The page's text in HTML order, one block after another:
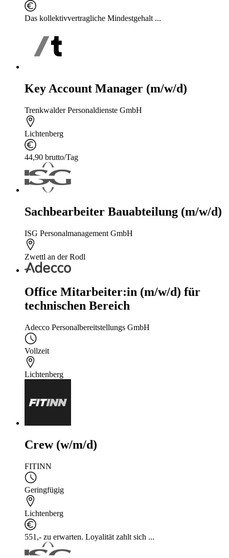
Das kollektivvertragliche Mindestgehalt ...
Key Account Manager (m/w/d)
Trenkwalder Personaldienste GmbH
Lichtenberg
44,90 brutto/Tag
Sachbearbeiter Bauabteilung (m/w/d)
ISG Personalmanagement GmbH
Zwettl an der Rodl
Office Mitarbeiter:in (m/w/d) für
technischen Bereich
Adecco Personalbereitstellungs GmbH
Vollzeit
Lichtenberg
Crew (w/m/d)
FITINN
Geringfügig
Lichtenberg
551,- zu erwarten. Loyalität zahlt sich ...